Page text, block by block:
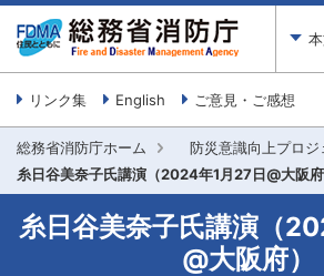
リンク集 English ご意見・ご感想
総務省消防庁ホーム
防災意識向上プロジ
糸日谷美奈子氏講演（2024年1月27日@大阪府
糸日谷美奈子氏講演（
@大阪府）